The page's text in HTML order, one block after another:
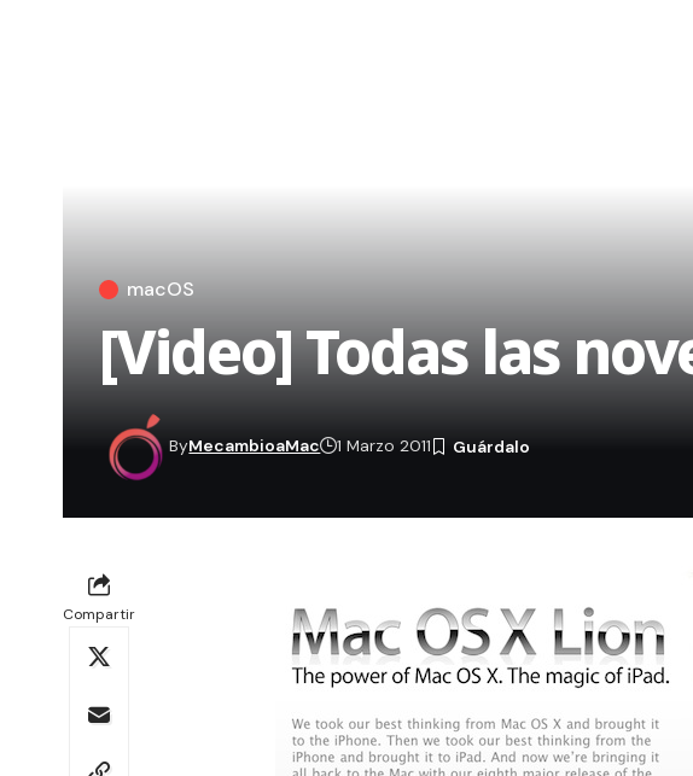
macOS
[Video] Todas las
ByMecambioaMac 1 Marzo 2011
Compartir